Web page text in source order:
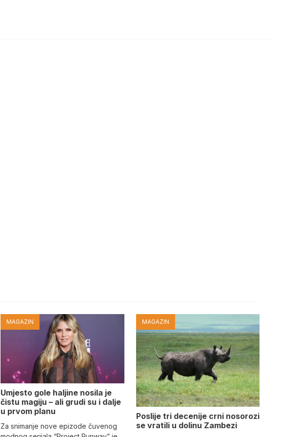
MAGAZIN
Umjesto gole haljine nosila je
čistu magiju – ali grudi su i dalje
u prvom planu
Za snimanje nove epizode čuvenog
MAGAZIN
Poslije tri decenije crni nosorozi
se vratili u dolinu Zambezi